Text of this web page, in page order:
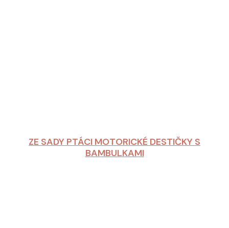
ZE SADY PTÁCI MOTORICKÉ DESTIČKY S
BAMBULKAMI